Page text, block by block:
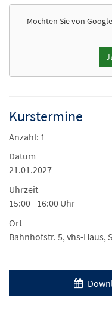
Möchten Sie von
Kurstermine
Anzahl: 1
Datum
21.01.2027
Uhrzeit
15:00 - 16:00 Uhr
Ort
Bahnhofstr. 5, vhs-Haus,